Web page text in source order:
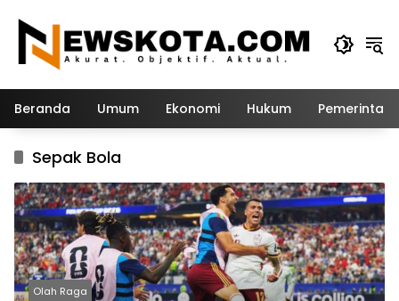
konten
Beranda Umum Ekonomi Hukum
Sepak Bola
Olah Raga